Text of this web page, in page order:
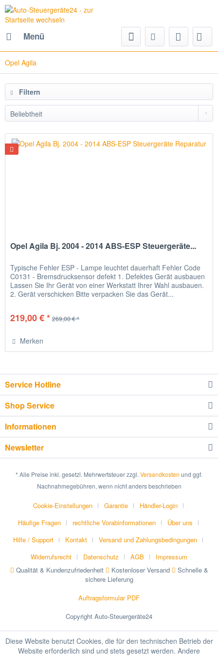
Menü
Opel Agila
Filtern
Opel Agila Bj. 2004 - 2014 ABS-ESP Steuergeräte...
Typische Fehler ESP - Lampe leuchtet dauerhaft Fehler Code
C0131 - Bremsdrucksensor defekt 1. Defektes Gerät ausbauen
Lassen Sie Ihr Gerät von einer Werkstatt Ihrer Wahl ausbauen.
2. Gerät verschicken Bitte verpacken Sie das Gerät...
219,00 € * 269,00 € *
Merken
Service Hotline
Shop Service
Informationen
Newsletter
* Alle Preise inkl. gesetzl. Mehrwertsteuer zzgl. Versandkosten und ggf.
Nachnahmegebühren, wenn nicht anders beschrieben
Cookie-Einstellungen Garantie
Händler-Login
Häufige Fragen
rechtliche Vorabinformationen
Über uns
Hilfe / Support
Kontakt
Versand und Zahlungsbedingungen
Widerrufsrecht
Datenschutz AGB
Impressum
Qualität & Kundenzufriedenheit
Kostenloser Versand
Schnelle &
sichere Lieferung
Auftragsformular PDF
Copyright Auto-Steuergeräte24
Diese Website benutzt Cookies, die für den technischen Betrieb der
Website erforderlich sind und stets gesetzt werden. Andere